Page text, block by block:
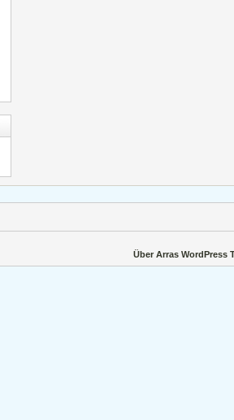
Über Arras WordPress